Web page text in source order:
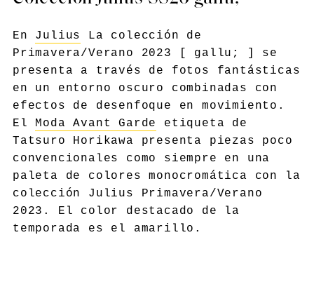
En Julius
La colección de
Primavera/Verano 2023 [ gallu; ] se
presenta a través de fotos fantásticas
en un entorno oscuro combinadas con
efectos de desenfoque en movimiento.
El Moda Avant Garde
etiqueta de
Tatsuro Horikawa presenta piezas poco
convencionales como siempre en una
paleta de colores monocromática con la
colección Julius Primavera/Verano
2023. El color destacado de la
temporada es el amarillo.